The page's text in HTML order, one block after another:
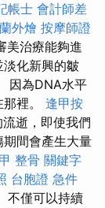
帳士 會計師差
外燴 按摩師證
美治療能夠進
化新興的皺
因為DNA水平
裡。 逢甲按
逝，即使我們
間會產生大量
整骨 關鍵字
台胞證 急件
不僅可以持續